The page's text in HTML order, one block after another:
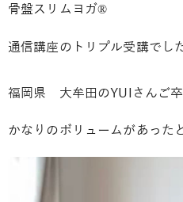
骨盤スリムヨガ®︎
通信講座のトリプル受講でした
福岡県 大牟田のYUIさんご卒
かなりのボリュームがあった